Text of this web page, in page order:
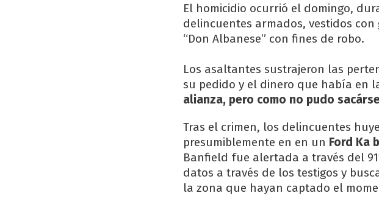
El homicidio ocurrió el domingo,
delincuentes armados, vestidos
“Don Albanese” con fines de robo.
Los asaltantes sustrajeron las
su pedido y el dinero que había en
alianza, pero como no pudo
Tras el crimen, los delincuentes
presumiblemente en en un Ford Ka
Banfield fue alertada a través del
datos a través de los testigos y
la zona que hayan captado el